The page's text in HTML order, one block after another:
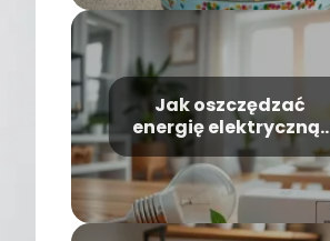
Jak oszczędzać
energię elektryczną i
płacić mniejsze
rachunki?